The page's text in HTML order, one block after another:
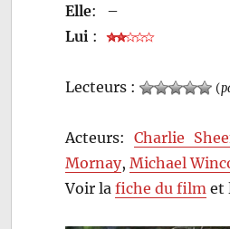
Elle:
–
Lui :
Lecteurs : (
Acteurs:Charlie
Mornay,Michael
Voir lafiche du film et